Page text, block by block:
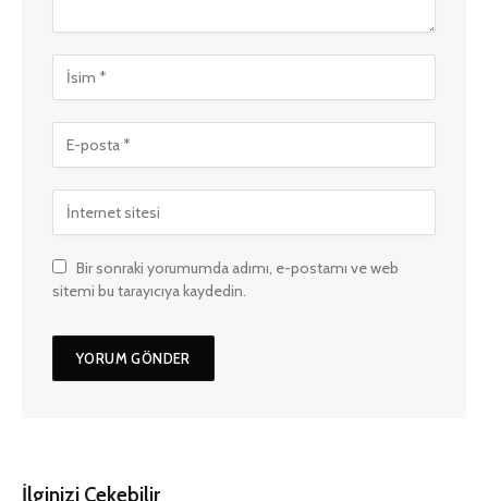
Bir sonraki yorumumda adımı, e-postamı ve web
sitemi bu tarayıcıya kaydedin.
İlginizi Çekebilir